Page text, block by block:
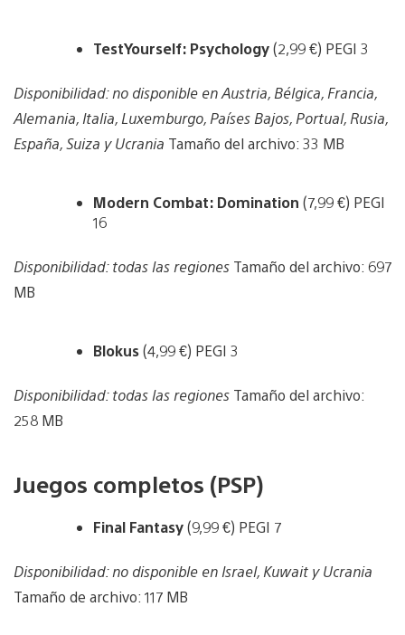
TestYourself: Psychology(2,99 €) PEGI 3
Disponibilidad: no disponible en Austria, Bélgica, Francia,
Alemania, Italia, Luxemburgo, Países Bajos, Portual, Rusia,
España, Suiza y Ucrania Tamaño del archivo: 33 MB
Modern Combat: Domination (7,99 €) PEGI
16
Disponibilidad: todas las regiones Tamaño del archivo: 697
MB
Blokus(4,99 €) PEGI 3
Disponibilidad: todas las regiones Tamaño del archivo:
258 MB
Juegos completos (PSP)
Final Fantasy(9,99 €) PEGI 7
Disponibilidad: no disponible en Israel, Kuwait y Ucrania
Tamaño de archivo: 117 MB